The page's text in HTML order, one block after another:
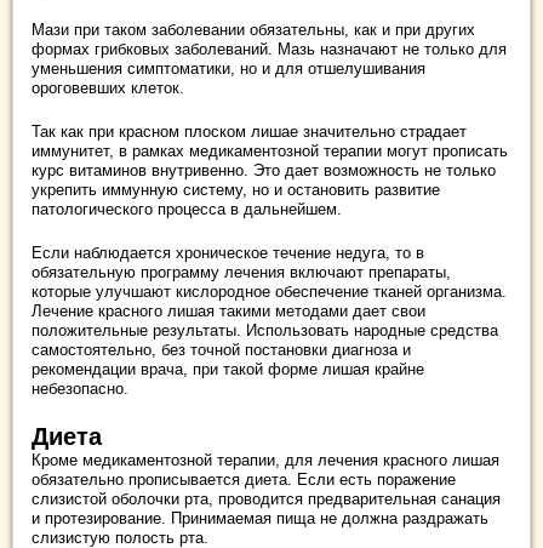
Мази при таком заболевании обязательны, как и при других
формах грибковых заболеваний. Мазь назначают не только для
уменьшения симптоматики, но и для отшелушивания
ороговевших клеток.
Так как при красном плоском лишае значительно страдает
иммунитет, в рамках медикаментозной терапии могут прописать
курс витаминов внутривенно. Это дает возможность не только
укрепить иммунную систему, но и остановить развитие
патологического процесса в дальнейшем.
Если наблюдается хроническое течение недуга, то в
обязательную программу лечения включают препараты,
которые улучшают кислородное обеспечение тканей организма.
Лечение красного лишая такими методами дает свои
положительные результаты. Использовать народные средства
самостоятельно, без точной постановки диагноза и
рекомендации врача, при такой форме лишая крайне
небезопасно.
Диета
Кроме медикаментозной терапии, для лечения красного лишая
обязательно прописывается диета. Если есть поражение
слизистой оболочки рта, проводится предварительная санация
и протезирование. Принимаемая пища не должна раздражать
слизистую полость рта.